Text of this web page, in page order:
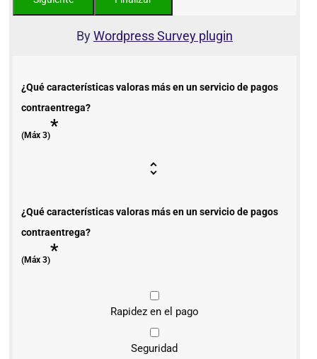
ByWordpress Survey plugin
¿Qué características valoras más en un servicio de pagos
contraentrega?
(Máx 3)*
¿Qué características valoras más en un servicio de pagos
contraentrega?
(Máx 3)*
Rapidez en el pago
Seguridad